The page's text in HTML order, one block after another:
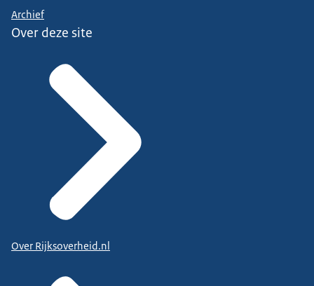
Archief
Over deze site
Over Rijksoverheid.nl